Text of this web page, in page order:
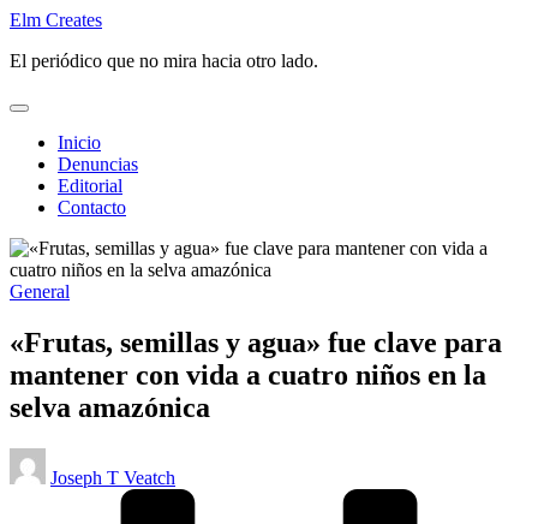
Saltar
contenido
Elm Creates
El periódico que no mira hacia otro lado.
Inicio
Denuncias
Editorial
Contacto
Publicado
General
«Frutas, semillas y agua» fue clave para
mantener con vida a cuatro niños en la
selva amazónica
Publicado
por
Joseph T Veatch